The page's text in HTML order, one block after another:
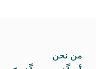
من نحن